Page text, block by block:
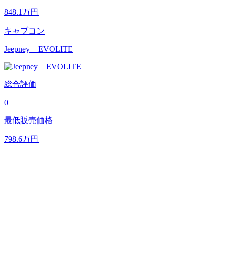
848.1万円
キャブコン
Jeepney EVOLITE
総合評価
0
最低販売価格
798.6万円